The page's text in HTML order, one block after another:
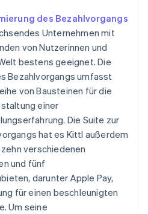
des Bezahlvorgangs
Unternehmen mit
von Nutzerinnen und
bestens geeignet. Die
Bezahlvorgangs umfasst
von Bausteinen für die
einer
Die Suite zur
hat es Kittl außerdem
verschiedenen
und fünf
darunter Apple Pay,
für einen beschleunigten
Um seine